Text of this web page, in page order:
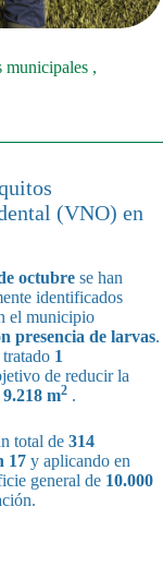
municipales
(VNO) en
octubre se han
identificados
el municipio
presencia de larvas.
1
de reducir la
9.218 m2 .
total de 314
17 y aplicando en
general de 10.000